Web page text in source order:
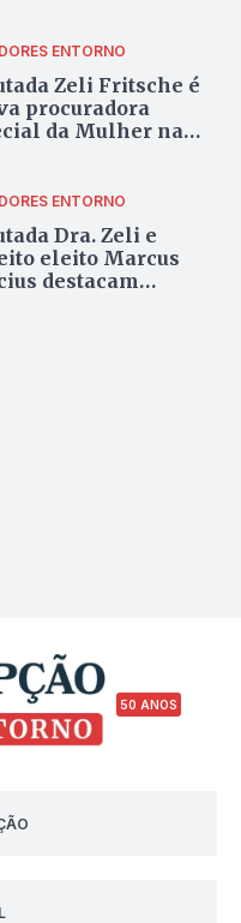
ENTORNO
Zeli Fritsche é
procuradora
da Mulher na
ENTORNO
Dra. Zeli e
eleito Marcus
destacam
50 ANOS